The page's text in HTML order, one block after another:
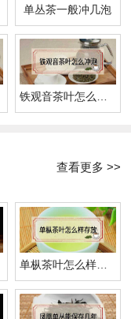
单丛茶一般冲几泡
查看更多 >>
单枞茶叶怎么样存放